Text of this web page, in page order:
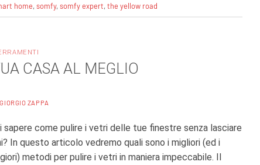
home,somfy,somfy expert,the yellow road
CASA AL MEGLIO
GIORGIO ZAPPA
sapere come pulire i vetri delle tue finestre senza lasciare
In questo articolo vedremo quali sono i migliori (ed i
metodi per pulire i vetri in maniera impeccabile. Il